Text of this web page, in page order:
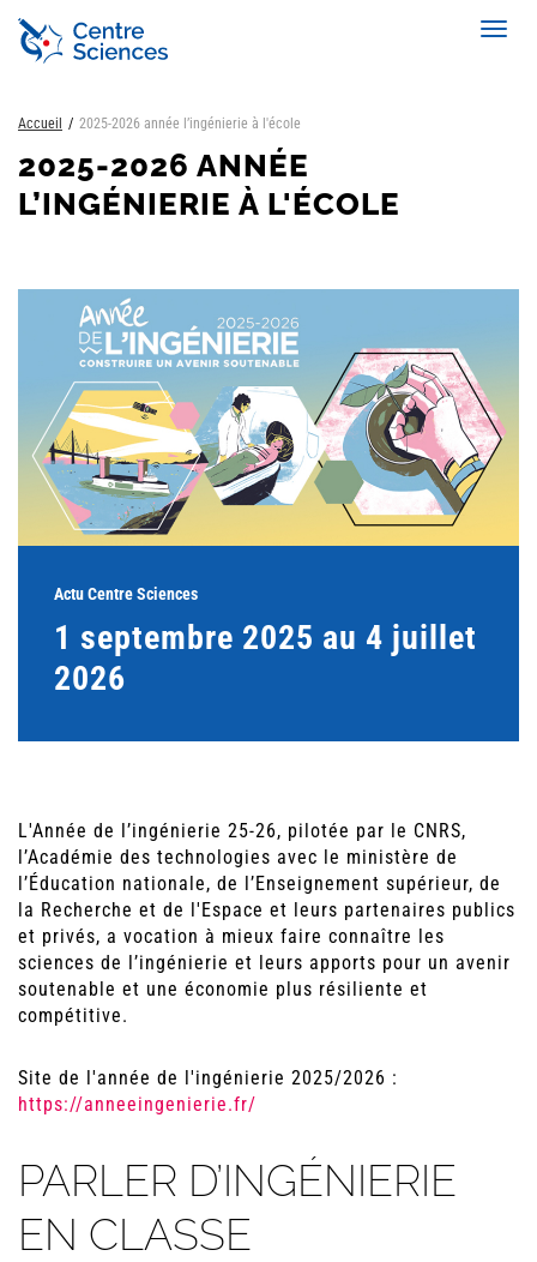
Aller
contenu
Accueil 2025-2026 année l’ingénierie à l'école
2025-2026 ANNÉE
L’INGÉNIERIE À L'ÉCOLE
Actu Centre Sciences
1 septembre 2025 au 4 juillet
2026
L'Année de l’ingénierie 25-26, pilotée par le CNRS,
l’Académie des technologies avec le ministère de
l’Éducation nationale, de l’Enseignement supérieur, de
la Recherche et de l'Espace et leurs partenaires publics
et privés, a vocation à mieux faire connaître les
sciences de l’ingénierie et leurs apports pour un avenir
soutenable et une économie plus résiliente et
compétitive.
Site de l'année de l'ingénierie 2025/2026 :
https://anneeingenierie.fr/
PARLER D’INGÉNIERIE
EN CLASSE